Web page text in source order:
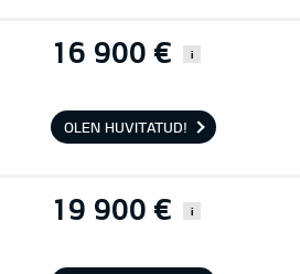
16 900 € i
OLEN HUVITATUD!
19 900 € i